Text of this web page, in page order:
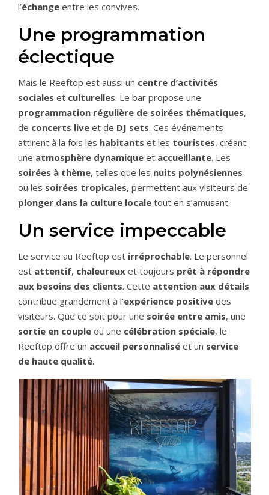
l’échange entre les convives.
Une programmation
éclectique
Mais le Reeftop est aussi un centre d’activités
sociales et culturelles. Le bar propose une
programmation régulière de soirées thématiques,
de concerts live et de DJ sets. Ces événements
attirent à la fois les habitants et les touristes, créant
une atmosphère dynamique et accueillante. Les
soirées à thème, telles que les nuits polynésiennes
ou les soirées tropicales, permettent aux visiteurs de
plonger dans la culture locale tout en s’amusant.
Un service impeccable
Le service au Reeftop est irréprochable. Le personnel
est attentif, chaleureux et toujours prêt à répondre
aux besoins des clients. Cette attention aux détails
contribue grandement à l’expérience positive des
visiteurs. Que ce soit pour une soirée entre amis, une
sortie en couple ou une célébration spéciale, le
Reeftop offre un accueil personnalisé et un service
de haute qualité.